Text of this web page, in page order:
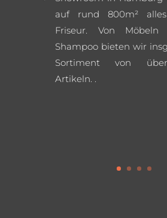
auf rund 800m²
Friseur. Von
Shampoo bieten wir
Sortiment von
Artikeln. .